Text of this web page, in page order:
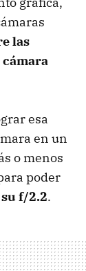
las
esa
en un
o menos
poder
f/2.2.